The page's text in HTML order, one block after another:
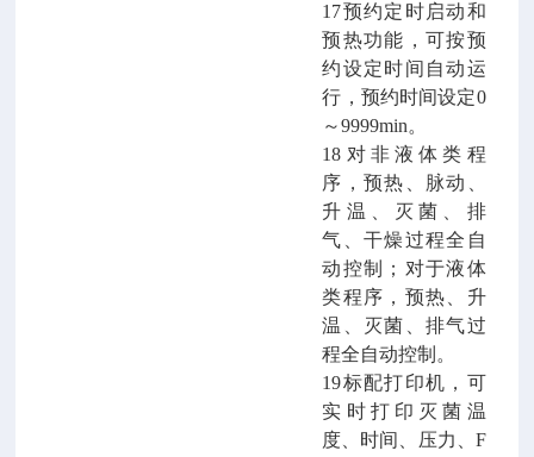
17预约定时启动和
预热功能，可按预
约设定时间自动运
行，预约时间设定0
～9999min。
18对非液体类程
序，预热、脉动、
升温、灭菌、排
气、干燥过程全自
动控制；对于液体
类程序，预热、升
温、灭菌、排气过
程全自动控制。
19标配打印机 ，可
实时 打印灭菌 温
度、时间、压力、 F